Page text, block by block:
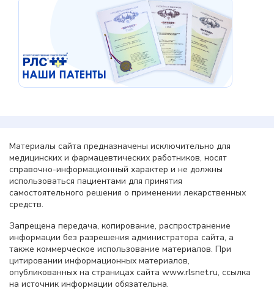
Материалы сайта предназначены исключительно для
медицинских и фармацевтических работников, носят
справочно-информационный характер и не должны
использоваться пациентами для принятия
самостоятельного решения о применении лекарственных
средств.
Запрещена передача, копирование, распространение
информации без разрешения администратора сайта, а
также коммерческое использование материалов. При
цитировании информационных материалов,
опубликованных на страницах сайта www.rlsnet.ru, ссылка
на источник информации обязательна.